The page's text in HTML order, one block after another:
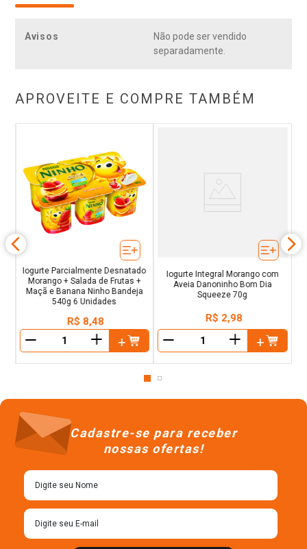
Avisos
Não pode ser vendido
separadamente.
APROVEITE E COMPRE TAMBÉM
Iogurte Parcialmente Desnatado
Morango + Salada de Frutas +
Maçã e Banana Ninho Bandeja
540g 6 Unidades
R$ 8,48
＋
Iogurte Integral Morango com
Aveia Danoninho Bom Dia
Squeeze 70g
R$ 2,98
＋
Cadastre-se para receber
nossas ofertas!